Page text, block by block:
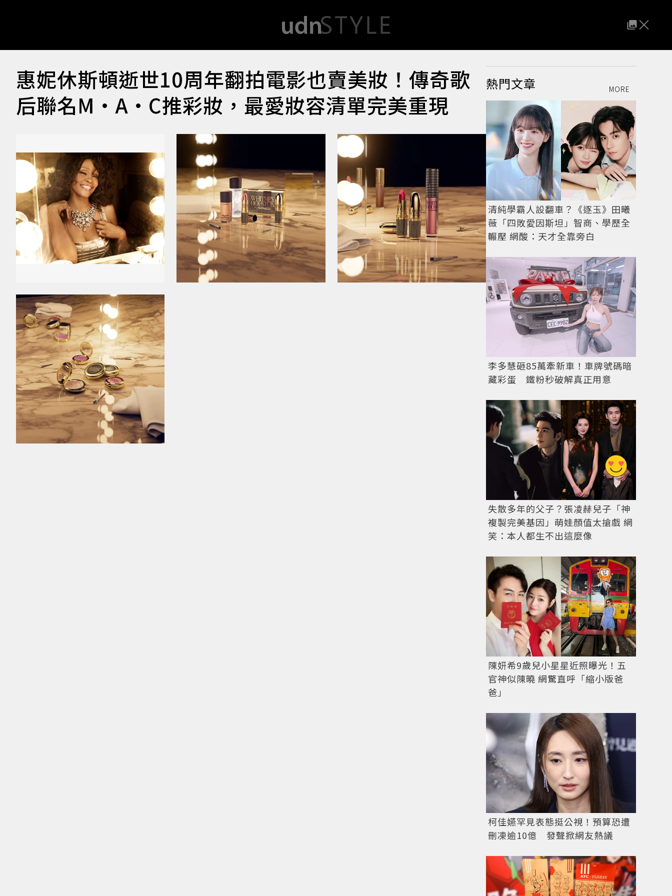
惠妮休斯頓逝世10周年翻拍電影也賣美妝！傳奇歌
后聯名M·A·C推彩妝，最愛妝容清單完美重現
熱門文章 MORE
清純學霸人設翻車？《逐玉》田曦
薇「四敗愛因斯坦」智商、學歷全
輾壓 網酸：天才全靠旁白
李多慧砸85萬牽新車！車牌號碼暗
藏彩蛋 鐵粉秒破解真正用意
失散多年的父子？張凌赫兒子「神
複製完美基因」萌娃顏值太搶戲 網
笑：本人都生不出這麼像
陳妍希9歲兒小星星近照曝光！五
官神似陳曉 網驚直呼「縮小版爸
爸」
柯佳嬿罕見表態挺公視！預算恐遭
刪凍逾10億 發聲掀網友熱議